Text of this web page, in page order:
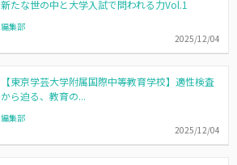
新たな世の中と大学入試で問われる力Vol.1
編集部
2025/12/04
【東京学芸大学附属国際中等教育学校】適性検査
から迫る、教育の...
編集部
2025/12/04